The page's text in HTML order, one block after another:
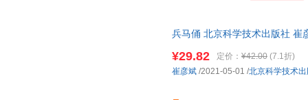
了起来。在这个背景下出版的
发他们去探索太空，探索未知
兵马俑 北京科学技术出版社 崔
¥29.82 定价： ¥42.00 (7.1折)
崔彦斌 /2021-05-01 /北京科学技术